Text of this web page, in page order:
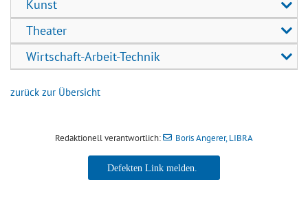
Kunst
Theater
Wirtschaft-Arbeit-Technik
zurück zur Übersicht
Redaktionell verantwortlich: Boris Angerer, LIBRA
Boris Angerer, LIBRA